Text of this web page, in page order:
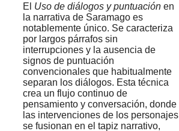
El Uso de diálogos y puntuación en
la narrativa de Saramago es
notablemente único. Se caracteriza
por largos párrafos sin
interrupciones y la ausencia de
signos de puntuación
convencionales que habitualmente
separan los diálogos. Esta técnica
crea un flujo continuo de
pensamiento y conversación, donde
las intervenciones de los personajes
se fusionan en el tapiz narrativo,